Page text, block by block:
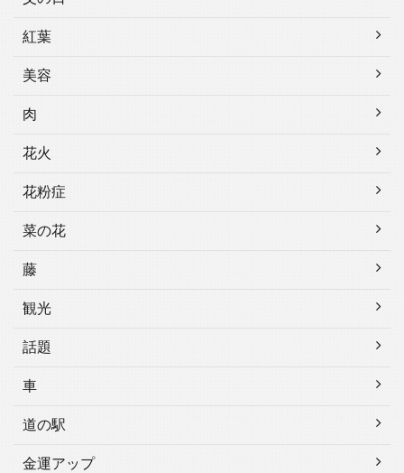
紅葉
美容
肉
花火
花粉症
菜の花
藤
観光
話題
車
道の駅
金運アップ